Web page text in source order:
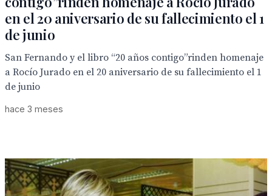
en el 20 aniversario de su fallecimiento el 1
de junio
San Fernando y el libro “20 años contigo”rinden homenaje
a Rocío Jurado en el 20 aniversario de su fallecimiento el 1
de junio
hace 3 meses